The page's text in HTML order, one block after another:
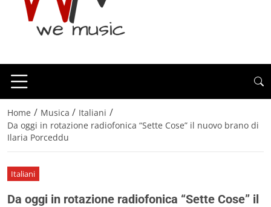
Home / Musica / Italiani /
Da oggi in rotazione radiofonica “Sette Cose” il nuovo brano di
Ilaria Porceddu
Italiani
Da oggi in rotazione radiofonica “Sette Cose” il